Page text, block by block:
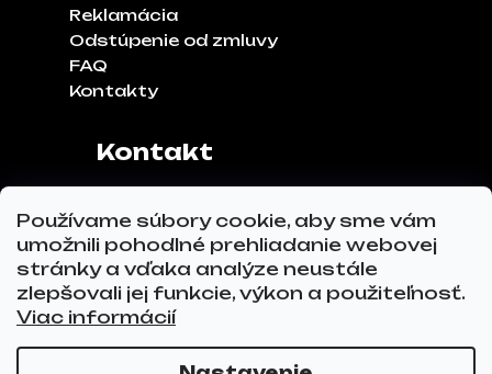
Používame súbory cookie, aby sme vám
umožnili pohodlné prehliadanie webovej
stránky a vďaka analýze neustále
zlepšovali jej funkcie, výkon a použiteľnosť.
Viac informácií
Reklamácia
Odstúpenie od zmluvy
FAQ
Kontakty
Kontakt
Hviezdoslavov
Tel.č.:0911 271 302
Email:info@glovez.sk